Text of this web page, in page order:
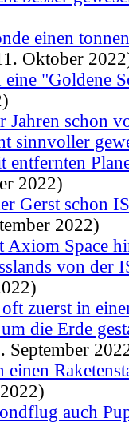
einen
Oktober
"Goldene
Jahren schon
sinnvoller
entfernten
2022)
Gerst schon
2022)
Axiom Space
von der
zuerst in
die Erde
September
einen
auch